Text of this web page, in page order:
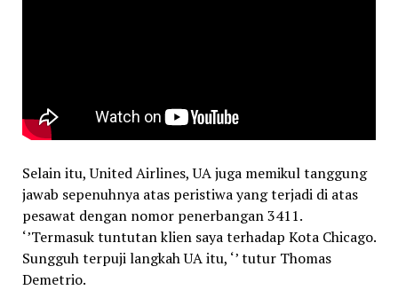
Selain itu, United Airlines, UA juga memikul tanggung
jawab sepenuhnya atas peristiwa yang terjadi di atas
pesawat dengan nomor penerbangan 3411.
‘’Termasuk tuntutan klien saya terhadap Kota Chicago.
Sungguh terpuji langkah UA itu, ‘’ tutur Thomas
Demetrio.